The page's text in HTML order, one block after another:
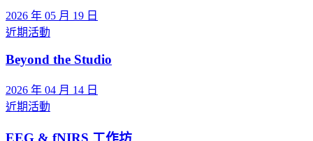
2026 年 05 月 19 日
近期活動
Beyond the Studio
2026 年 04 月 14 日
近期活動
EEG & fNIRS 工作坊